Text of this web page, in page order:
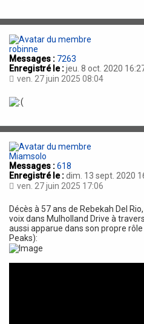
robinne
Messages : 7263
Enregistré le :jeu. 8 oct. 2020
ven. 27 juin 2025 08:04
Miamsolo
Messages :618
Enregistré le :dim. 13 sept. 2020
ven. 27 juin 2025 17:06
Décès à 57 ans de Rebekah Del
voix dans Mulholland Drive à
aussi apparue dans son propre
Peaks):